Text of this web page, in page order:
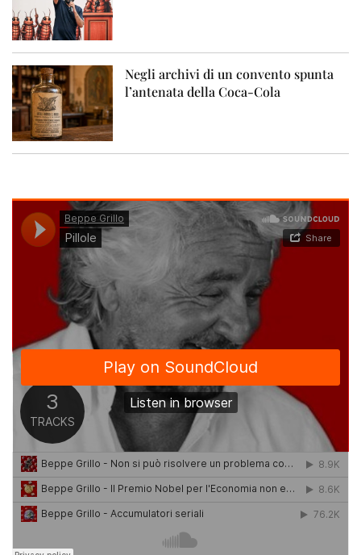
Negli archivi di un convento spunta
l’antenata della Coca-Cola